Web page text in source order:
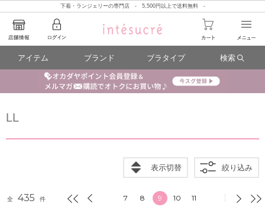
下着・ランジェリーの専門店 - 5,500円以上で送料無料 -
アイテム ブランド ブラタイプ 検索
LL
表示切替 絞り込み
全 435 件 7 8 9 10 11